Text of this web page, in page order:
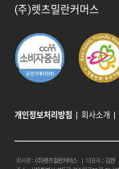
(주)렛츠밀란커머스
개인정보처리방침 회사소개
회사명 : (주)렛츠밀란커머스 | 대표자 : 김현